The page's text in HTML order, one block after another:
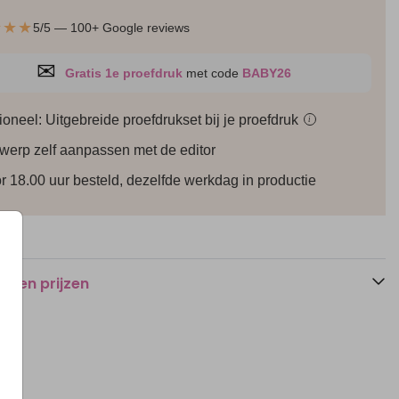
Tafelnummerkaart Tafelnummerkaart
5/5 — 100+ Google reviews
✉ Gratis 1e proefdruk met code BABY26
Uitgebreide proefdrukset bij je proefdruk i
zelf aanpassen met de editor
18.00 uur besteld, dezelfde werkdag in productie
en prijzen